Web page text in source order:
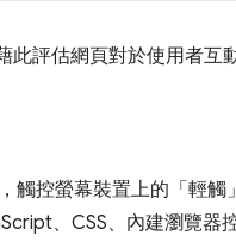
此評估網頁對於使用者互
觸控螢幕裝置上的「輕觸
、CSS、內建瀏覽器